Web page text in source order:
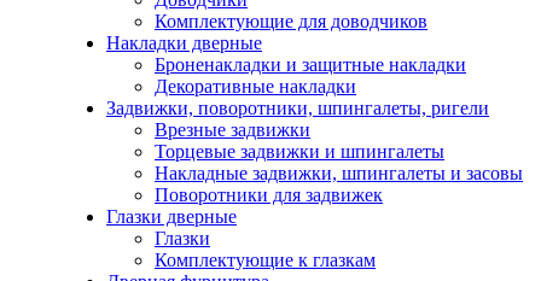
Комплектующие для доводчиков
Накладки дверные
Броненакладки и защитные накладки
Декоративные накладки
Задвижки, поворотники, шпингалеты, ригели
Врезные задвижки
Торцевые задвижки и шпингалеты
Накладные задвижки, шпингалеты и засовы
Поворотники для задвижек
Глазки дверные
Глазки
Комплектующие к глазкам